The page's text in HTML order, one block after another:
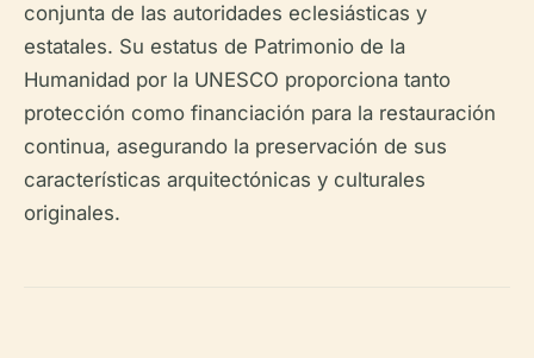
conjunta de las autoridades eclesiásticas y
estatales. Su estatus de Patrimonio de la
Humanidad por la UNESCO proporciona tanto
protección como financiación para la restauración
continua, asegurando la preservación de sus
características arquitectónicas y culturales
originales.